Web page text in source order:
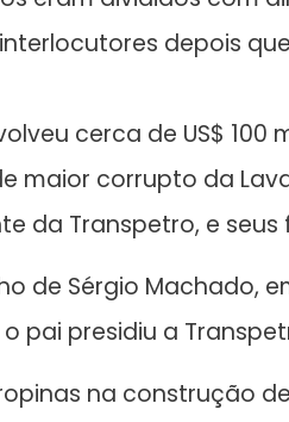
depois
cerca de US$ 100
maior corrupto da
da Transpetro, e seus
de Sérgio Machado,
pai presidiu a
na construção